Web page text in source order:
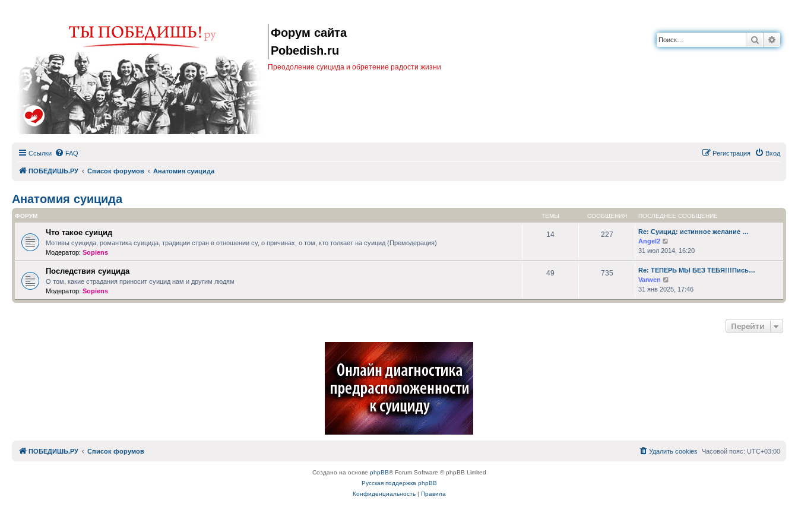
Форум сайта
Pobedish.ru
Преодоление суицида и обретение радости жизни
Поиск
Ссылки FAQ Вход
Регистрация
ПОБЕДИШЬ.РУ Список форумов Анатомия суицида
Анатомия суицида
ФОРУМ ТЕМЫ СООБЩЕНИЯ ПОСЛЕДНЕЕ СООБЩЕНИЕ
Что такое суицид
Мотивы суицида, романтика суицида, традиции стран в отношении су, о причинах, о том, кто толкает на суицид (Премодерация)
Модератор: Sopiens
14 227
Re: Суицид: истинное желание …
Angel2
к
последнему
сообщению
31 июл 2014, 16:20
Последствия суицида
О том, какие страдания приносит суицид нам и другим людям
Модератор: Sopiens
49 735
Re: ТЕПЕРЬ МЫ БЕЗ ТЕБЯ!!!Пись…
Varwen
к
последнему
31 янв 2025, 17:46
Перейти
ПОБЕДИШЬ.РУ Список форумов Часовой пояс: UTC+03:00
Удалить cookies
Создано на основе phpBB® Forum Software © phpBB Limited
Русская поддержка phpBB
Конфиденциальность| Правила